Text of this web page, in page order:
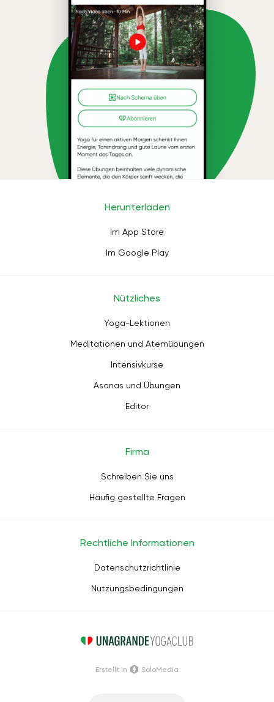
Herunterladen
Im App Store
Im Google Play
Nützliches
Yoga-Lektionen
Meditationen und Atemübungen
Intensivkurse
Asanas und Übungen
Editor
Firma
Schreiben Sie uns
Häufig gestellte Fragen
Rechtliche Informationen
Datenschutzrichtlinie
Nutzungsbedingungen
Erstellt in SoloMedia